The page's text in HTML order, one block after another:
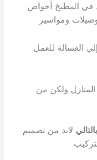
المطبخ أحواض
ومواسير
الغسالة للعمل
ولكن من
لابد من تصميم